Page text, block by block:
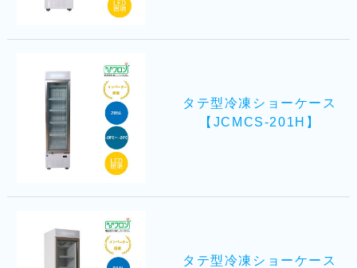
タテ型冷凍ショーケース
【JCMCS-201H】
タテ型冷凍ショーケース